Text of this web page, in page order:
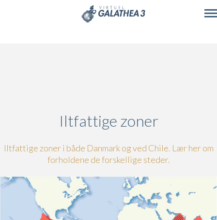
Iltfattige zoner
Iltfattige zoner i både Danmark og ved Chile. Lær her om
forholdene de forskellige steder.